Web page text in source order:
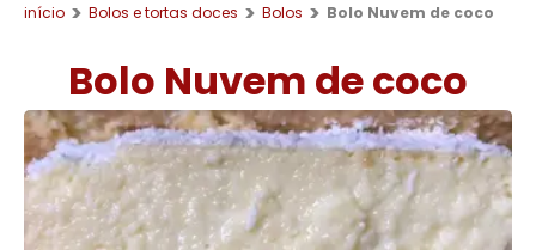
início Bolos e tortas doces Bolos Bolo Nuvem de coco
Bolo Nuvem de coco